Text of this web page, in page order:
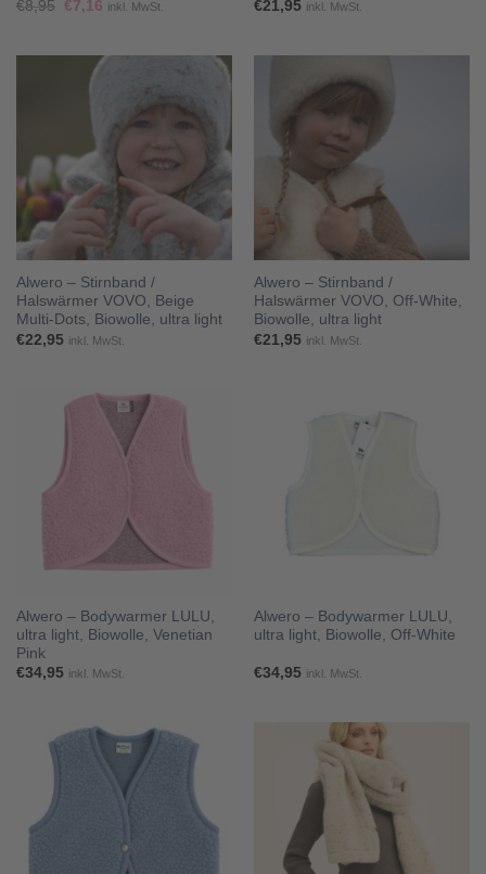
€8,95 Ursprünglicher
€7,16Aktueller
inkl. MwSt.
€21,95 inkl. MwSt.
Alwero – Stirnband /
Halswärmer VOVO, Beige
Multi-Dots, Biowolle, ultra light
€22,95 inkl. MwSt.
Alwero – Stirnband /
Halswärmer VOVO, Off-White,
Biowolle, ultra light
€21,95 inkl. MwSt.
Alwero – Bodywarmer LULU,
ultra light, Biowolle, Venetian
Pink
€34,95 inkl. MwSt.
Alwero – Bodywarmer LULU,
ultra light, Biowolle, Off-White
€34,95 inkl. MwSt.